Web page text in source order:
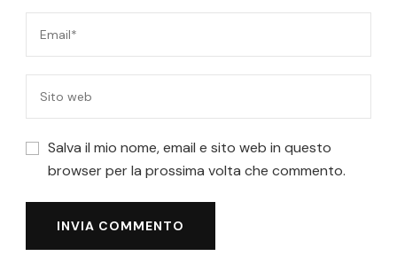
Salva il mio nome, email e sito web in questo
browser per la prossima volta che commento.